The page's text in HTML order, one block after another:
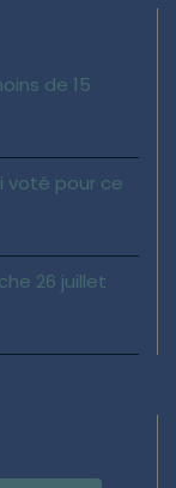
de 15
voté pour ce
26 juillet